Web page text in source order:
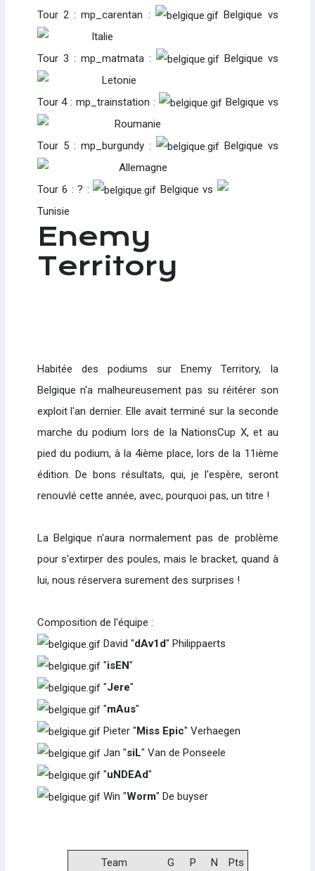
Tour 2 : mp_carentan :
Belgique vs
Italie
Tour 3 : mp_matmata :
Belgique vs
Letonie
Tour 4 : mp_trainstation :
Belgique vs
Roumanie
Tour 5 : mp_burgundy :
Belgique vs
Allemagne
Tour 6 : ? :
Belgique vs
Tunisie
Enemy
Territory
Habitée des podiums sur Enemy Territory, la
Belgique n'a malheureusement pas su réitérer son
exploit l'an dernier. Elle avait terminé sur la seconde
marche du podium lors de la NationsCup X, et au
pied du podium, à la 4ième place, lors de la 11ième
édition. De bons résultats, qui, je l'espère, seront
renouvlé cette année, avec, pourquoi pas, un titre !
La Belgique n'aura normalement pas de problème
pour s'extirper des poules, mais le bracket, quand à
lui, nous réservera surement des surprises !
Composition de l'équipe :
David "dAv1d" Philippaerts
"isEN"
"Jere"
"mAus"
Pieter "Miss Epic" Verhaegen
Jan "siL" Van de Ponseele
"uNDEAd"
Win "Worm" De buyser
Team G P N Pts